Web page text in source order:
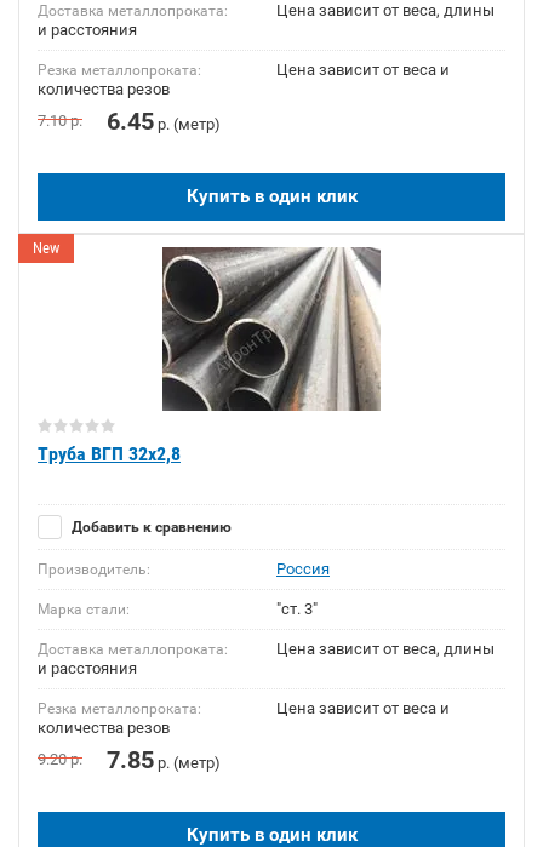
Доставка металлопроката:
Цена зависит от веса, длины
и расстояния
Резка металлопроката:
Цена зависит от веса и
количества резов
7.10р. 6.45 р. (метр)
Купить в один клик
New
Труба ВГП 32х2,8
Добавить к сравнению
Производитель: Россия
Марка стали: "ст. 3"
Доставка металлопроката:
Цена зависит от веса, длины
и расстояния
Резка металлопроката:
Цена зависит от веса и
количества резов
9.20р. 7.85 р. (метр)
Купить в один клик